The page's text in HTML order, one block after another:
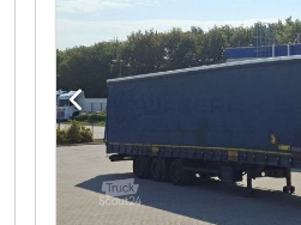
servicecontracten en
adviseren u graag persoonlijk.